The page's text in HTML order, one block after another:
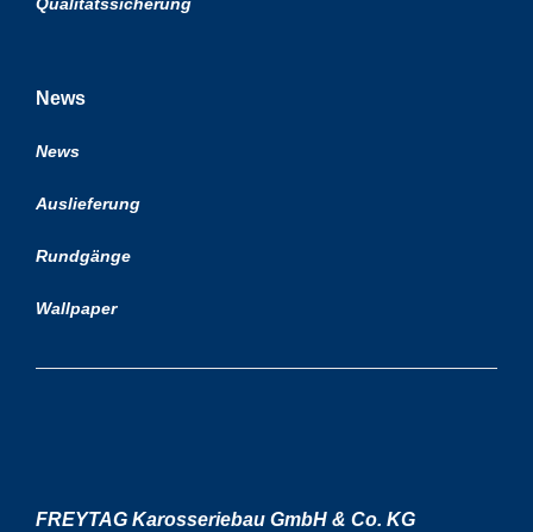
Qualitätssicherung
News
News
Auslieferung
Rundgänge
Wallpaper
FREYTAG Karosseriebau GmbH & Co. KG